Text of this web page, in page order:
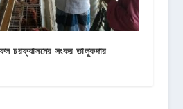
চরফ্যাসনের সংকর তালুকদার